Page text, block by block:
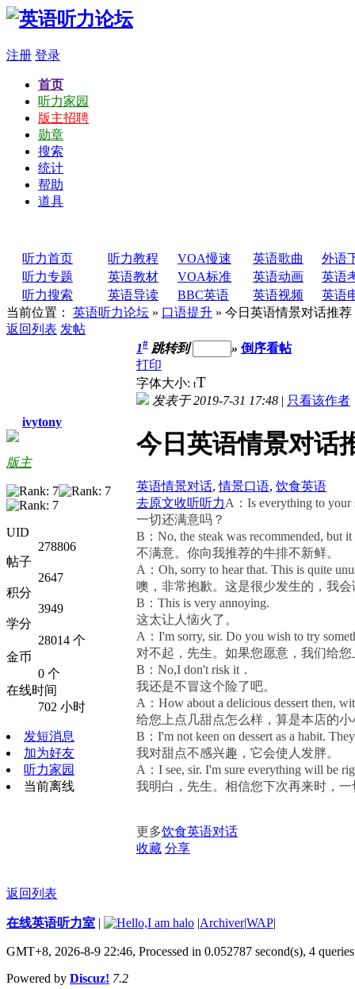
注册 登录
首页
听力家园
版主招聘
勋章
搜索
统计
帮助
道具
听力首页 听力教程 VOA慢速 英语歌曲
外语
听力专题
英语教材 VOA标准 英语动画
英语
听力搜索
英语导读 BBC英语 英语视频
英语
当前位置： 英语听力论坛 » 口语提升 » 今日英语情景对话推
返回列表 发帖
ivytony
版主
UID
278806
帖子
2647
积分
3949
学分
28014 个
金币
0 个
在线时间
702 小时
发短消息
加为好友
听力家园
当前离线
1# 跳转到 » 倒序看帖
打印
字体大小: tT
发表于 2019-7-31 17:48 | 只看该作者
今日英语情景对话
英语情景对话,情景口语, 饮食英语
去原文收听听力A：Is everything to
一切还满意吗？
B：No, the steak was recommended, but
不满意。你向我推荐的牛排不新鲜。
A：Oh, sorry to hear that. This is quite
噢，非常抱歉。这是很少发生的，我
B：This is very annoying.
这太让人恼火了。
A：I'm sorry, sir. Do you wish to try
对不起，先生。如果您愿意，我们给
B：No,I don't risk it．
我还是不冒这个险了吧。
A：How about a delicious dessert then,
给您上点几甜点怎么样，算是本店的小
B：I'm not keen on dessert as a habit.
我对甜点不感兴趣，它会使人发胖。
A：I see, sir. I'm sure everything will be
我明白，先生。相信您下次再来时，
更多饮食英语对话
收藏 分享
返回列表
在线英语听力室 | |Archiver|WAP|
GMT+8, 2026-8-9 22:46, Processed in 0.052787 second(s), 4
Powered by Discuz! 7.2